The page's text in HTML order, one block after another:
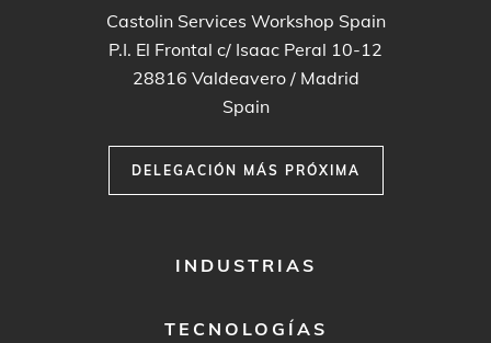
Castolin Services Workshop Spain
P.I. El Frontal c/ Isaac Peral 10-12
28816 Valdeavero / Madrid
Spain
DELEGACIÓN MÁS PRÓXIMA
INDUSTRIAS
TECNOLOGÍAS